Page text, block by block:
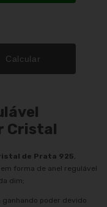
ALTERAR CEP
Calcular
Cristal
de Prata 925,
forma de anel regulável
dim;
poder devido